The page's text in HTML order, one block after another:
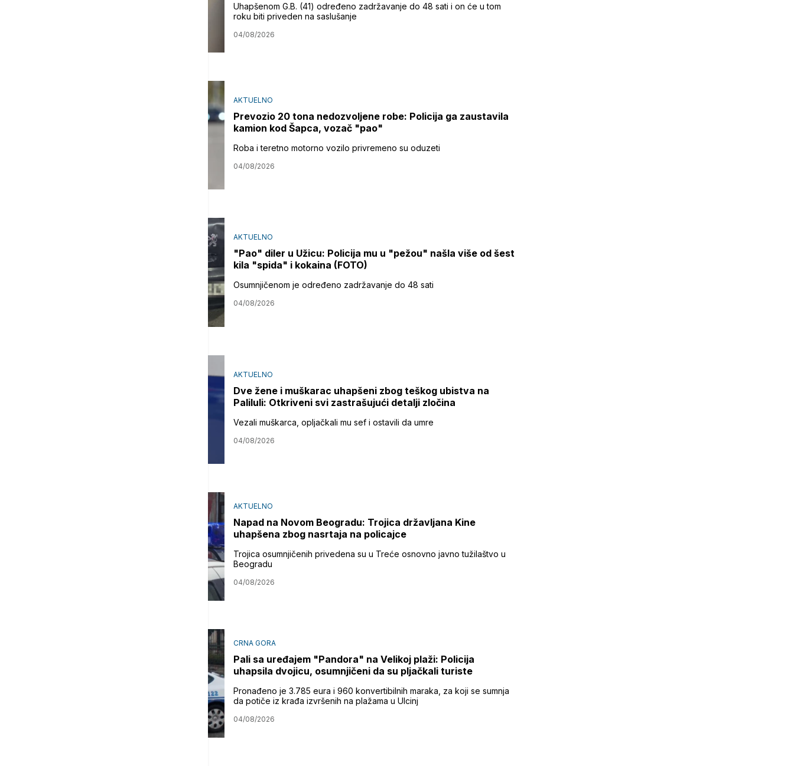
Uhapšenom G.B. (41) određeno zadržavanje do 48 sati i on će u tom
roku biti priveden na saslušanje
04/08/2026
AKTUELNO
Prevozio 20 tona nedozvoljene robe: Policija ga zaustavila
kamion kod Šapca, vozač "pao"
Roba i teretno motorno vozilo privremeno su oduzeti
04/08/2026
AKTUELNO
"Pao" diler u Užicu: Policija mu u "pežou" našla više od šest
kila "spida" i kokaina (FOTO)
Osumnjičenom je određeno zadržavanje do 48 sati
04/08/2026
AKTUELNO
Dve žene i muškarac uhapšeni zbog teškog ubistva na
Paliluli: Otkriveni svi zastrašujući detalji zločina
Vezali muškarca, opljačkali mu sef i ostavili da umre
04/08/2026
AKTUELNO
Napad na Novom Beogradu: Trojica državljana Kine
uhapšena zbog nasrtaja na policajce
Trojica osumnjičenih privedena su u Treće osnovno javno tužilaštvo u
Beogradu
04/08/2026
CRNA GORA
Pali sa uređajem "Pandora" na Velikoj plaži: Policija
uhapsila dvojicu, osumnjičeni da su pljačkali turiste
Pronađeno je 3.785 eura i 960 konvertibilnih maraka, za koji se sumnja
da potiče iz krađa izvršenih na plažama u Ulcinj
04/08/2026